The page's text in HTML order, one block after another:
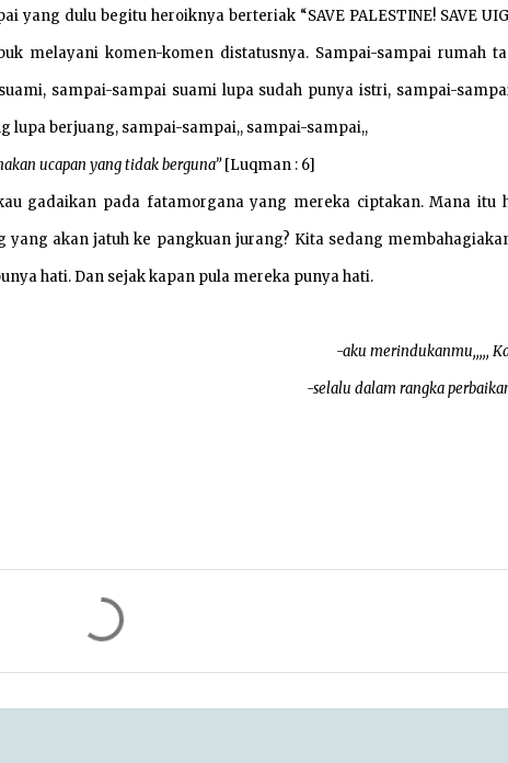
dulu begitu heroiknya berteriak “SAVE PALESTINE! SAVE
melayani komen-komen distatusnya. Sampai-sampai rumah
sampai-sampai suami lupa sudah punya istri, sampai-
lupa berjuang, sampai-sampai,, sampai-sampai,,
ucapan yang tidak berguna”[Luqman : 6]
gadaikan pada fatamorgana yang mereka ciptakan. Mana itu
akan jatuh ke pangkuan jurang? Kita sedang
hati. Dan sejak kapan pula mereka punya hati.
-aku merindukanmu,,,,,
-selalu dalam rangka